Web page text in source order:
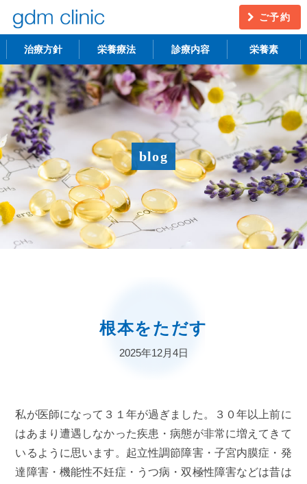
ご予約
治療方針 栄養療法 診療内容
不妊治療 うつ・慢性疲労
アンチエイジング 更年期障害
アトピー性皮膚炎 ニキビ・シミ
レーザー脱毛 月経
栄養素
blog
根本をただす
2025年12月4日
私が医師になって３１年が過ぎました。３０年以上前に
はあまり遭遇しなかった疾患・病態が非常に増えてきて
いるように思います。起立性調節障害・子宮内膜症・発
達障害・機能性不妊症・うつ病・双極性障害などは昔は